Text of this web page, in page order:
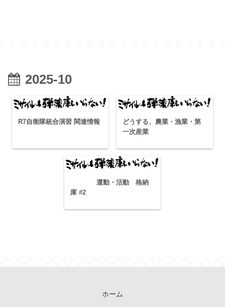
2025-10
R7自衛隊統合演習 関連情報
どうする、農業・漁業・第
一次産業
運動・活動 格納
庫 #2
ホーム